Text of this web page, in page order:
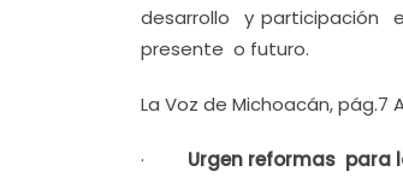
desarrollo y participación
presente o futuro.
La Voz de Michoacán, pág.7
· Urgen reformas para